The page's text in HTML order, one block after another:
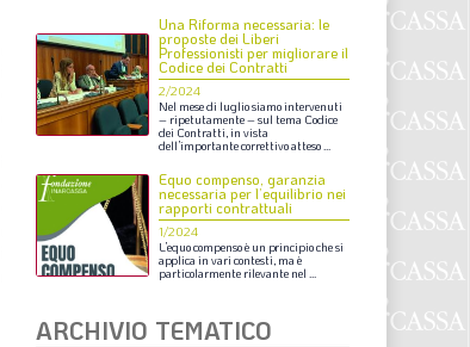
Una Riforma necessaria: le
proposte dei Liberi
Professionisti per migliorare il
Codice dei Contratti
2/2024
Nel mesedi lugliosiamointervenuti
– ripetutamente–sul tema Codice
dei Contratti, in vista
dell’importantecorrettivoatteso
Equo compenso, garanzia
necessaria per l’equilibrio nei
rapporti contrattuali
1/2024
L’equocompensoè un principiochesi
applica in vari contesti, ma è
particolarmente rilevante nel
ARCHIVIO TEMATICO